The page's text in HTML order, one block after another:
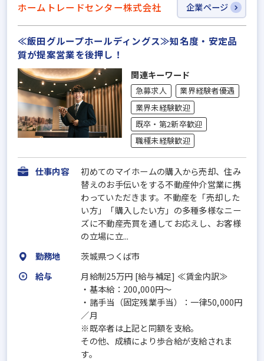
ホームトレードセンター株式会社 企業ページ
≪飯田グループホールディングス≫知名度・安定品
質が提案営業を後押し！
関連キーワード
急募求人
業界経験者優遇
業界未経験歓迎
既卒・第2新卒歓迎
職種未経験歓迎
仕事内容
初めてのマイホームの購入から売却、住み
替えのお手伝いをする不動産仲介営業に携
わっていただきます。不動産を「売却した
い方」「購入したい方」の多種多様なニー
ズに不動産売買を通してお応えし、お客様
の立場に立...
勤務地
茨城県つくば市
給与
月給制25万円 [給与補足] ≪賃金内訳≫
・基本給：200,000円～
・諸手当（固定残業手当）：一律50,000円
／月
※既卒者は上記と同額を支給。
その他、成績により歩合給が支給されま
す。